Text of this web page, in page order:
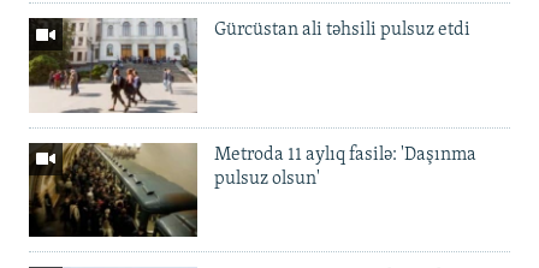
Gürcüstan ali təhsili pulsuz etdi
Metroda 11 aylıq fasilə: 'Daşınma
pulsuz olsun'